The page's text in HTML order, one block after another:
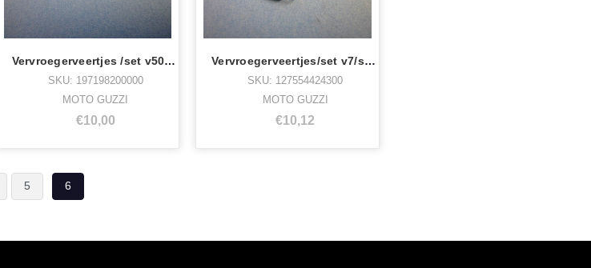
Vervroegerveertjes /set v503,65
SKU: 197198200000
MOTO GUZZI
€10,00
Vervroegerveertjes/set v7/spec/gt
SKU: 127554424300
MOTO GUZZI
€10,12
5 6